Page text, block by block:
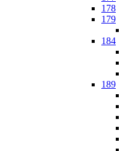
178
179
184
189